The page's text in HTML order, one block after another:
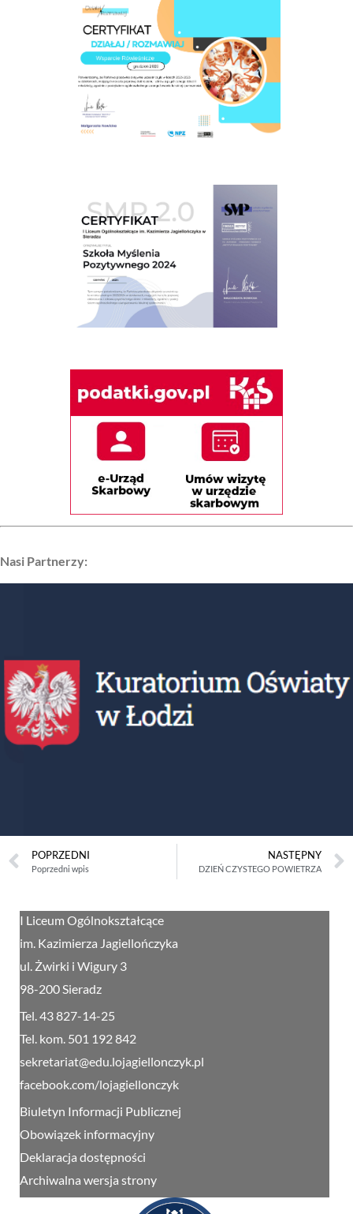
Nasi Partnerzy:
POPRZEDNI
Poprzedni wpis
NASTĘPNY
DZIEŃ CZYSTEGO POWIETRZA
I Liceum Ogólnokształcące
im. Kazimierza Jagiellończyka
ul. Żwirki i Wigury 3
98-200 Sieradz
Tel. 43 827-14-25
Tel. kom. 501 192 842
sekretariat@edu.lojagiellonczyk.pl
facebook.com/lojagiellonczyk
Biuletyn Informacji Publicznej
Obowiązek informacyjny
Deklaracja dostępności
Archiwalna wersja strony